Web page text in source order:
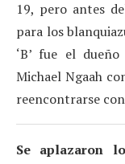
19, pero antes
para los
‘B’ fue el
Michael Ngaah
reencontrarse
Se aplazaron